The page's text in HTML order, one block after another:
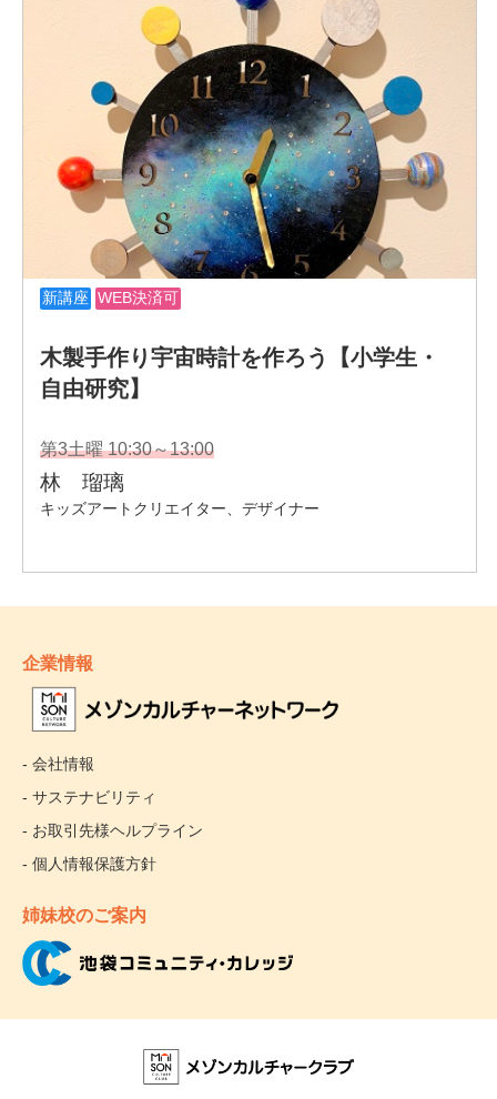
企業情報
- 会社情報
- サステナビリティ
- お取引先様ヘルプライン
- 個人情報保護方針
姉妹校のご案内